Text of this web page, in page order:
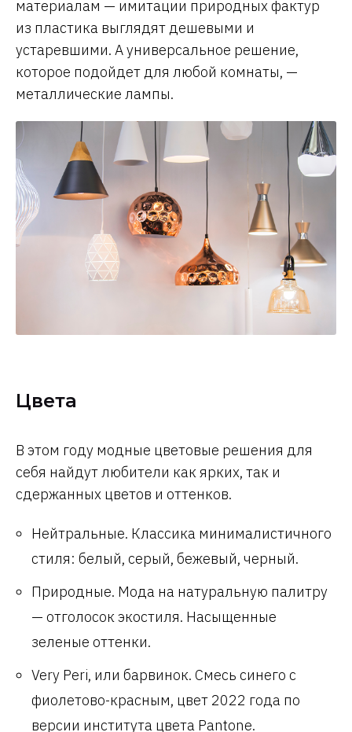
материалам — имитации природных фактур
из пластика выглядят дешевыми и
устаревшими. А универсальное решение,
которое подойдет для любой комнаты, —
металлические лампы.
Цвета
В этом году модные цветовые решения для
себя найдут любители как ярких, так и
сдержанных цветов и оттенков.
Нейтральные. Классика минималистичного
стиля: белый, серый, бежевый, черный.
Природные. Мода на натуральную палитру
— отголосок экостиля. Насыщенные
зеленые оттенки.
Very Peri, или барвинок. Смесь синего с
фиолетово-красным, цвет 2022 года по
версии института цвета Pantone.